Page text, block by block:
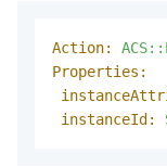
Action:
Properties:
instanceId: